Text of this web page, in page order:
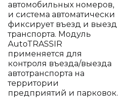
автомобильных номеров,
и система автоматически
фиксирует въезд и выезд
транспорта. Модуль
AutoTRASSIR
применяется для
контроля въезда/выезда
автотранспорта на
территории
предприятий и парковок.